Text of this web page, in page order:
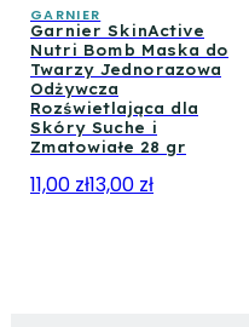
GARNIER
Garnier SkinActive
Nutri Bomb Maska do
Twarzy Jednorazowa
Odżywcza
Rozświetlająca dla
Skóry Suche i
Zmatowiałe 28 gr
11,00 zł13,00 zł